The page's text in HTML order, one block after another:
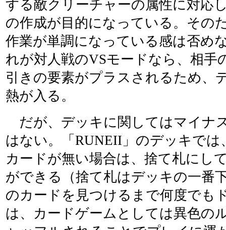
する敵クリーチャーの属性に対応
の作成が目的になっている。その
作業が単調になっている感は否め
れが対人戦のVSモードなら、相手
引きの要素がプラスされるため、
熱が入る。
だが、デッキに関してはマイナ
はない。「RUNEII」のデッキでは
カードが無い場合は、捨て札にし
ができる（捨て札はデッキの一番
のカードを見つけるまで何度でも
は、カードゲームとしては異色の